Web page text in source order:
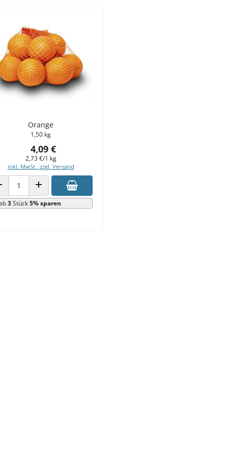
Orange
1,50 kg
4,09 €
2,73 €/1 kg
inkl. MwSt., zzgl. Versand
VERRINGERN
ANZAHL ERHÖHEN
3Stück5% sparen